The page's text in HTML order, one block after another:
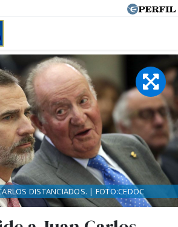
DISTANCIADOS. | FOTO:CEDOC